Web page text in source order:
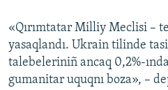
«Qırımtatar Milliy Meclisi –
yasaqlandı. Ukrain tilinde
talebeleriniñ ancaq 0,2%-
gumanitar uquqnı boza», –